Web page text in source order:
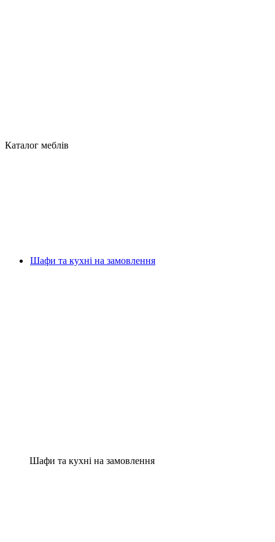
Каталог меблів
Шафи та кухні на замовлення
Шафи та кухні на замовлення